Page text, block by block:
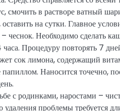
смочить в растворе ватный
на сутки. Главное
чеснок. Необходимо сделать
Процедуру повторять 7
сок лимона, содержащий
Наносится точечно,
с родинками, наростами –
удаления проблемы требуется